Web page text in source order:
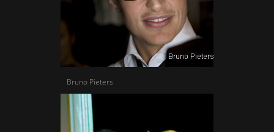
Bruno Pieters